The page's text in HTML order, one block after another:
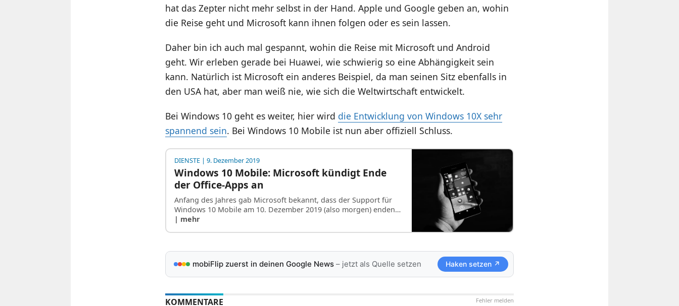
hat das Zepter nicht mehr selbst in der Hand. Apple und Google geben an, wohin
die Reise geht und Microsoft kann ihnen folgen oder es sein lassen.
Daher bin ich auch mal gespannt, wohin die Reise mit Microsoft und Android
geht. Wir erleben gerade bei Huawei, wie schwierig so eine Abhängigkeit sein
kann. Natürlich ist Microsoft ein anderes Beispiel, da man seinen Sitz ebenfalls in
den USA hat, aber man weiß nie, wie sich die Weltwirtschaft entwickelt.
Bei Windows 10 geht es weiter, hier wird die Entwicklung von Windows 10X sehr
spannend sein. Bei Windows 10 Mobile ist nun aber offiziell Schluss.
DIENSTE| 9. Dezember 2019
Windows 10 Mobile: Microsoft kündigt Ende
der Office-Apps an
Anfang des Jahres gab Microsoft bekannt, dass der Support für
Windows 10 Mobile am 10. Dezember 2019 (also morgen) enden…
| mehr
mobiFlip zuerst in deinen Google News– jetzt als Quelle setzen Haken setzen ↗
Fehler melden
KOMMENTARE